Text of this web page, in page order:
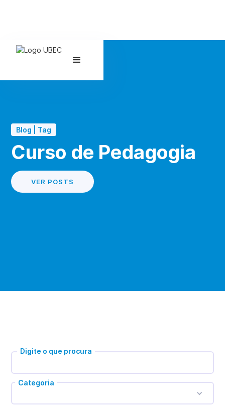
Blog | Tag
Curso de Pedagogia
VER POSTS
Digite o que procura
Categoria